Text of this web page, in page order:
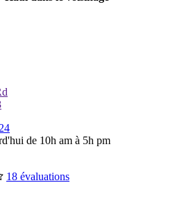
de 10h am à 5h pm
18 évaluations